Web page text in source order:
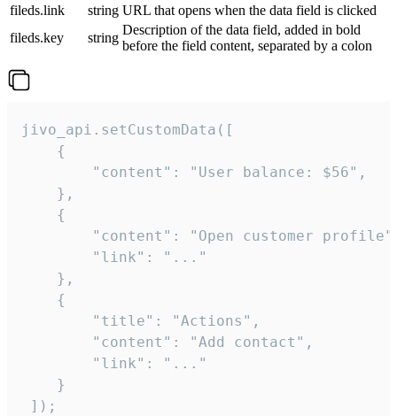
fileds.link
string URL that opens when the data field is clicked
fileds.key
string
Description of the data field, added in bold
before the field content, separated by a colon
jivo_api.setCustomData([
    {
        "content": "User balance: $56",
    },
    {
"content": "Open customer
        "link": "..."
    },
    {
        "title": "Actions",
        "content": "Add contact",
        "link": "..."
    }
]);